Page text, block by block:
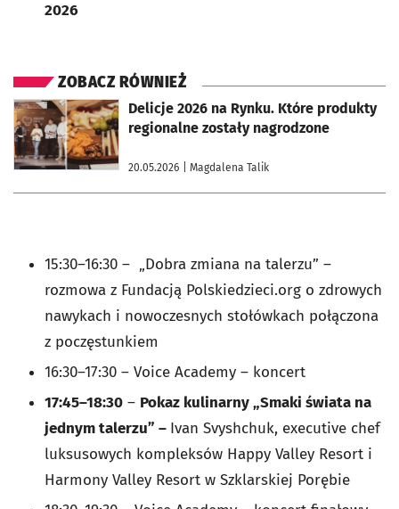
2026
ZOBACZ RÓWNIEŻ
Delicje 2026 na Rynku. Które produkty
regionalne zostały nagrodzone
20.05.2026 | Magdalena Talik
otworzy się w nowej karcie
15:30–16:30 – „Dobra zmiana na talerzu” –
rozmowa z Fundacją Polskiedzieci.org o zdrowych
nawykach i nowoczesnych stołówkach połączona
z poczęstunkiem
16:30–17:30 – Voice Academy – koncert
17:45–18:30 – Pokaz kulinarny „Smaki świata na
jednym talerzu” – Ivan Svyshchuk, executive chef
luksusowych kompleksów Happy Valley Resort i
Harmony Valley Resort w Szklarskiej Porębie